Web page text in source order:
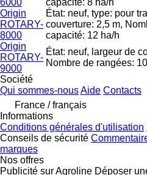
Origin
ROTARY-
8000
État: neuf, type: pour
couverture: 2,5 m,
capacité: 12 ha/h
Origin
ROTARY-
9000
État: neuf, largeur de
Nombre de rangées:
Société
Qui sommes-nousAide Contacts
France / français
Informations
Conditions générales d'utilisation
Conseils de sécurité
marques
Nos offres
Publicité sur Agroline Déposer